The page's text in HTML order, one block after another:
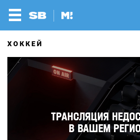
ХОККЕЙ